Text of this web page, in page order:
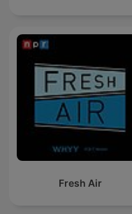
Fresh Air